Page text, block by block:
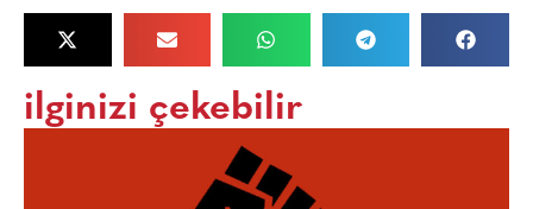
ilginizi çekebilir